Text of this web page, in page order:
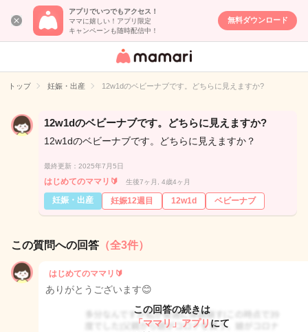
アプリでいつでもアクセス！
ママに嬉しい！アプリ限定
キャンペーンも随時配信中！
無料ダウンロード
女性専用匿名QA
イト
トップ 妊娠・出産 12w1dのベビーナブです。どちらに見えますか?
12w1dのベビーナブです。どちらに見えますか?
12w1dのベビーナブです。どちらに見えますか？
最終更新：2025年7月5日
はじめてのママリ🔰 生後7ヶ月, 4歳4ヶ月
妊娠・出産 妊娠12週目 12w1d ベビーナブ
この質問への回答 （全3件）
はじめてのママリ🔰
ありがとうございます😊
この回答の続きは
「ママリ」アプリ にて